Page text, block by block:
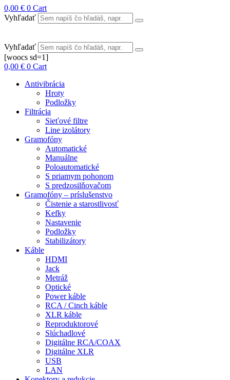
0,00 € 0 Cart
Vyhľadať
Vyhľadať
[woocs sd=1]
0,00 € 0 Cart
Antivibrácia
Hroty
Podložky
Filtrácia
Sieťové filtre
Line izolátory
Gramofóny
Automatické
Manuálne
Poloautomatické
S priamym pohonom
S predzosilňovačom
Gramofóny – príslušenstvo
Čistenie a starostlivosť
Kefky
Nastavenie
Podložky
Stabilizátory
Káble
HDMI
Jack
Metráž
Optické
Power káble
RCA / Cinch káble
XLR káble
Reproduktorové
Slúchadlové
Digitálne RCA/COAX
Digitálne XLR
USB
LAN